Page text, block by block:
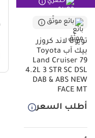
بائع موثّق
تويوتا لاند كروزر
بيك آب Toyota
Land Cruiser 79
4.2L 3 STR SC DSL
DAB & ABS NEW
FACE MT
أطلب السعر